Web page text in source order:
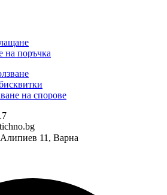
на поръчка
на спорове
11, Варна